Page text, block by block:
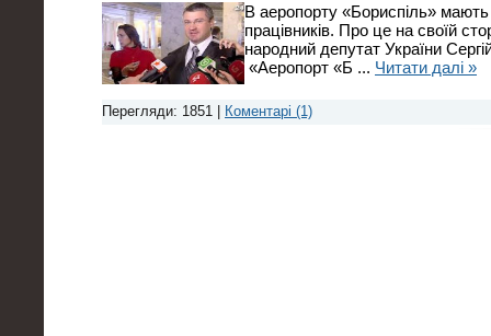
В аеропорту «Бориспіль» мають
працівників. Про це на своїй
народний депутат України
«Аеропорт «Б ... Читати далі »
Перегляди: 1851 | Коментарі (1)